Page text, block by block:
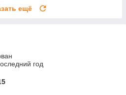
ещё
год